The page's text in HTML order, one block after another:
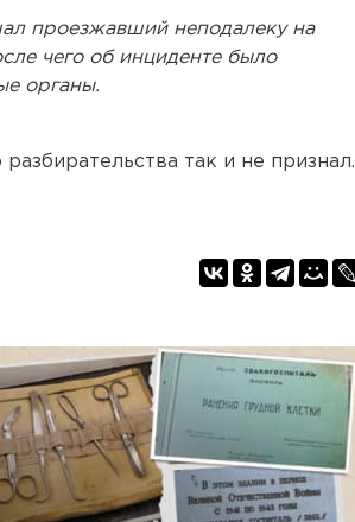
проезжавший неподалеку на
чего об инциденте было
органы.
так и не признал.